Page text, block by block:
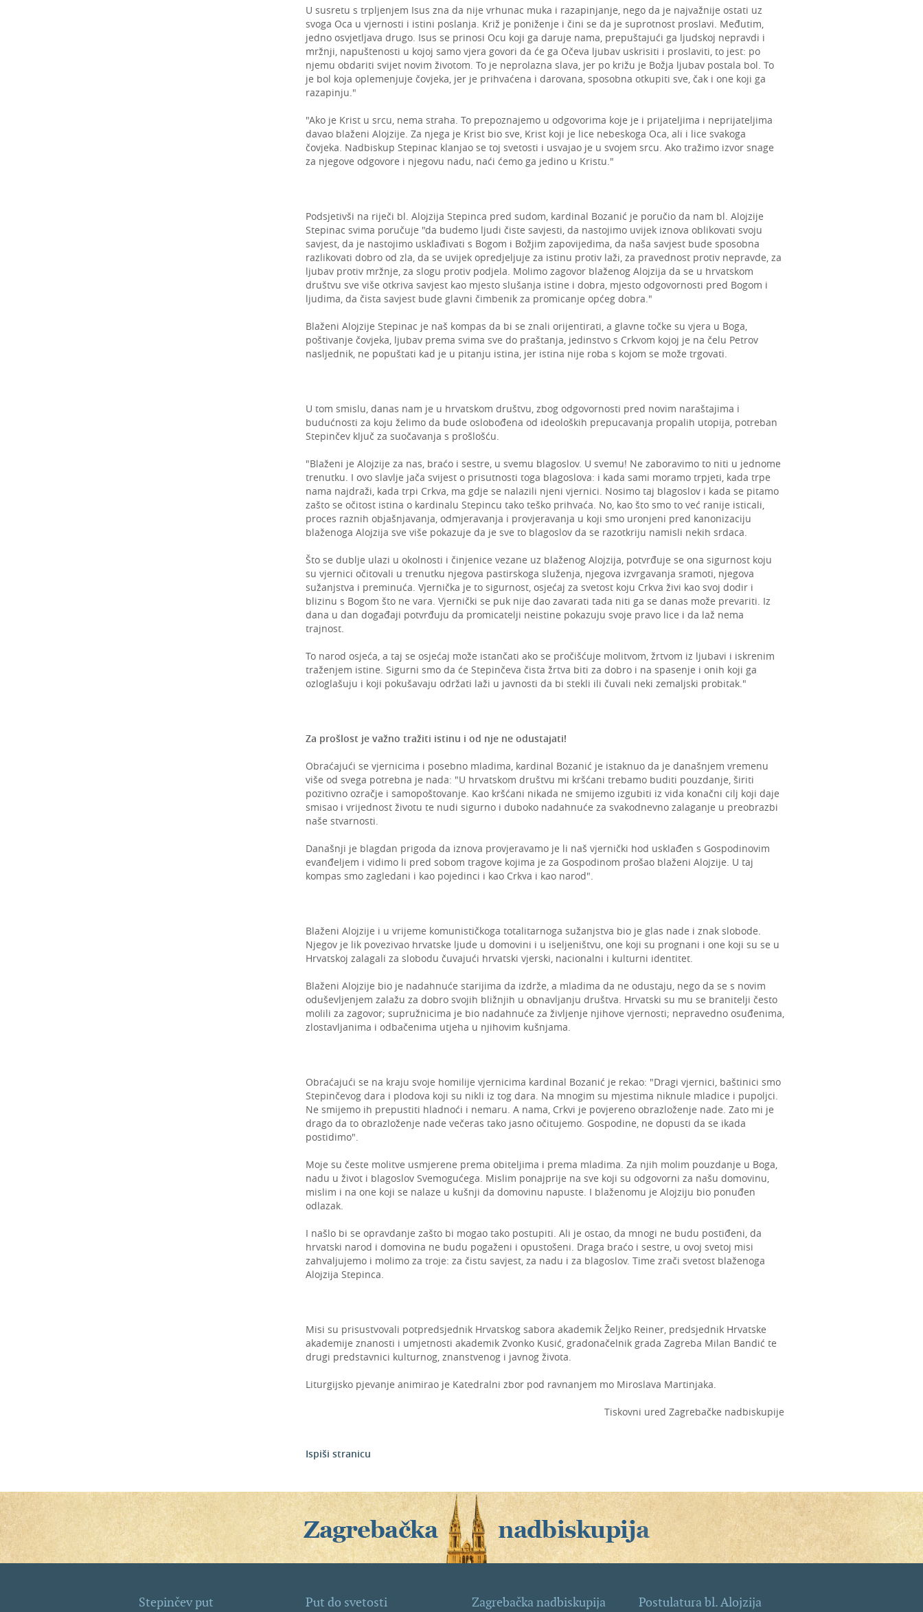
U susretu s trpljenjem Isus zna da nije vrhunac muka i razapinjanje, nego da je najvažnije ostati uz
svoga Oca u vjernosti i istini poslanja. Križ je poniženje i čini se da je suprotnost proslavi. Međutim,
jedno osvjetljava drugo. Isus se prinosi Ocu koji ga daruje nama, prepuštajući ga ljudskoj nepravdi i
mržnji, napuštenosti u kojoj samo vjera govori da će ga Očeva ljubav uskrisiti i proslaviti, to jest: po
njemu obdariti svijet novim životom. To je neprolazna slava, jer po križu je Božja ljubav postala bol. To
je bol koja oplemenjuje čovjeka, jer je prihvaćena i darovana, sposobna otkupiti sve, čak i one koji ga
razapinju."
"Ako je Krist u srcu, nema straha. To prepoznajemo u odgovorima koje je i prijateljima i neprijateljima
davao blaženi Alojzije. Za njega je Krist bio sve, Krist koji je lice nebeskoga Oca, ali i lice svakoga
čovjeka. Nadbiskup Stepinac klanjao se toj svetosti i usvajao je u svojem srcu. Ako tražimo izvor snage
za njegove odgovore i njegovu nadu, naći ćemo ga jedino u Kristu."
Podsjetivši na riječi bl. Alojzija Stepinca pred sudom, kardinal Bozanić je poručio da nam bl. Alojzije
Stepinac svima poručuje "da budemo ljudi čiste savjesti, da nastojimo uvijek iznova oblikovati svoju
savjest, da je nastojimo usklađivati s Bogom i Božjim zapovijedima, da naša savjest bude sposobna
razlikovati dobro od zla, da se uvijek opredjeljuje za istinu protiv laži, za pravednost protiv nepravde, za
ljubav protiv mržnje, za slogu protiv podjela. Molimo zagovor blaženog Alojzija da se u hrvatskom
društvu sve više otkriva savjest kao mjesto slušanja istine i dobra, mjesto odgovornosti pred Bogom i
ljudima, da čista savjest bude glavni čimbenik za promicanje općeg dobra."
Blaženi Alojzije Stepinac je naš kompas da bi se znali orijentirati, a glavne točke su vjera u Boga,
poštivanje čovjeka, ljubav prema svima sve do praštanja, jedinstvo s Crkvom kojoj je na čelu Petrov
nasljednik, ne popuštati kad je u pitanju istina, jer istina nije roba s kojom se može trgovati.
U tom smislu, danas nam je u hrvatskom društvu, zbog odgovornosti pred novim naraštajima i
budućnosti za koju želimo da bude oslobođena od ideoloških prepucavanja propalih utopija, potreban
Stepinčev ključ za suočavanja s prošlošću.
"Blaženi je Alojzije za nas, braćo i sestre, u svemu blagoslov. U svemu! Ne zaboravimo to niti u jednome
trenutku. I ovo slavlje jača svijest o prisutnosti toga blagoslova: i kada sami moramo trpjeti, kada trpe
nama najdraži, kada trpi Crkva, ma gdje se nalazili njeni vjernici. Nosimo taj blagoslov i kada se pitamo
zašto se očitost istina o kardinalu Stepincu tako teško prihvaća. No, kao što smo to već ranije isticali,
proces raznih objašnjavanja, odmjeravanja i provjeravanja u koji smo uronjeni pred kanonizaciju
blaženoga Alojzija sve više pokazuje da je sve to blagoslov da se razotkriju namisli nekih srdaca.
Što se dublje ulazi u okolnosti i činjenice vezane uz blaženog Alojzija, potvrđuje se ona sigurnost koju
su vjernici očitovali u trenutku njegova pastirskoga služenja, njegova izvrgavanja sramoti, njegova
sužanjstva i preminuća. Vjernička je to sigurnost, osjećaj za svetost koju Crkva živi kao svoj dodir i
blizinu s Bogom što ne vara. Vjernički se puk nije dao zavarati tada niti ga se danas može prevariti. Iz
dana u dan događaji potvrđuju da promicatelji neistine pokazuju svoje pravo lice i da laž nema
trajnost.
To narod osjeća, a taj se osjećaj može istančati ako se pročišćuje molitvom, žrtvom iz ljubavi i iskrenim
traženjem istine. Sigurni smo da će Stepinčeva čista žrtva biti za dobro i na spasenje i onih koji ga
ozloglašuju i koji pokušavaju održati laži u javnosti da bi stekli ili čuvali neki zemaljski probitak."
Za prošlost je važno tražiti istinu i od nje ne odustajati!
Obraćajući se vjernicima i posebno mladima, kardinal Bozanić je istaknuo da je današnjem vremenu
više od svega potrebna je nada: "U hrvatskom društvu mi kršćani trebamo buditi pouzdanje, širiti
pozitivno ozračje i samopoštovanje. Kao kršćani nikada ne smijemo izgubiti iz vida konačni cilj koji daje
smisao i vrijednost životu te nudi sigurno i duboko nadahnuće za svakodnevno zalaganje u preobrazbi
naše stvarnosti.
Današnji je blagdan prigoda da iznova provjeravamo je li naš vjernički hod usklađen s Gospodinovim
evanđeljem i vidimo li pred sobom tragove kojima je za Gospodinom prošao blaženi Alojzije. U taj
kompas smo zagledani i kao pojedinci i kao Crkva i kao narod".
Blaženi Alojzije i u vrijeme komunističkoga totalitarnoga sužanjstva bio je glas nade i znak slobode.
Njegov je lik povezivao hrvatske ljude u domovini i u iseljeništvu, one koji su prognani i one koji su se u
Hrvatskoj zalagali za slobodu čuvajući hrvatski vjerski, nacionalni i kulturni identitet.
Blaženi Alojzije bio je nadahnuće starijima da izdrže, a mladima da ne odustaju, nego da se s novim
oduševljenjem zalažu za dobro svojih bližnjih u obnavljanju društva. Hrvatski su mu se branitelji često
molili za zagovor; supružnicima je bio nadahnuće za življenje njihove vjernosti; nepravedno osuđenima,
zlostavljanima i odbačenima utjeha u njihovim kušnjama.
Obraćajući se na kraju svoje homilije vjernicima kardinal Bozanić je rekao: "Dragi vjernici, baštinici smo
Stepinčevog dara i plodova koji su nikli iz tog dara. Na mnogim su mjestima niknule mladice i pupoljci.
Ne smijemo ih prepustiti hladnoći i nemaru. A nama, Crkvi je povjereno obrazloženje nade. Zato mi je
drago da to obrazloženje nade večeras tako jasno očitujemo. Gospodine, ne dopusti da se ikada
postidimo".
Moje su česte molitve usmjerene prema obiteljima i prema mladima. Za njih molim pouzdanje u Boga,
nadu u život i blagoslov Svemogućega. Mislim ponajprije na sve koji su odgovorni za našu domovinu,
mislim i na one koji se nalaze u kušnji da domovinu napuste. I blaženomu je Alojziju bio ponuđen
odlazak.
I našlo bi se opravdanje zašto bi mogao tako postupiti. Ali je ostao, da mnogi ne budu postiđeni, da
hrvatski narod i domovina ne budu pogaženi i opustošeni. Draga braćo i sestre, u ovoj svetoj misi
zahvaljujemo i molimo za troje: za čistu savjest, za nadu i za blagoslov. Time zrači svetost blaženoga
Alojzija Stepinca.
Misi su prisustvovali potpredsjednik Hrvatskog sabora akademik Željko Reiner, predsjednik Hrvatske
akademije znanosti i umjetnosti akademik Zvonko Kusić, gradonačelnik grada Zagreba Milan Bandić te
drugi predstavnici kulturnog, znanstvenog i javnog života.
Liturgijsko pjevanje animirao je Katedralni zbor pod ravnanjem mo Miroslava Martinjaka.
Tiskovni ured Zagrebačke nadbiskupije
Ispiši stranicu
Stepinčev put Put do svetosti Zagrebačka nadbiskupija
Postulatura bl. Alojzija